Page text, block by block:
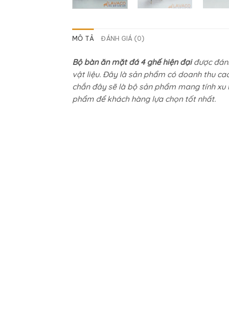
MÔ TẢ ĐÁNH GIÁ (0)
Bộ bàn ăn mặt đá 4 ghế hiện đạiđược
vật liệu. Đây là sản phẩm có doanh thu
chắn đây sẽ là bộ sản phẩm mang tính
phẩm để khách hàng lựa chọn tốt nhất.